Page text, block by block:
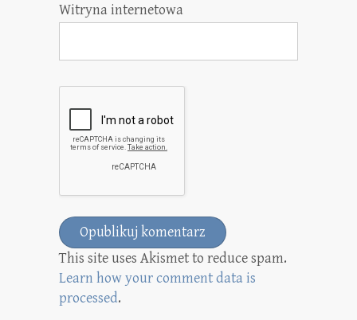
Witryna internetowa
This site uses Akismet to reduce spam.
Learn how your comment data is
processed.